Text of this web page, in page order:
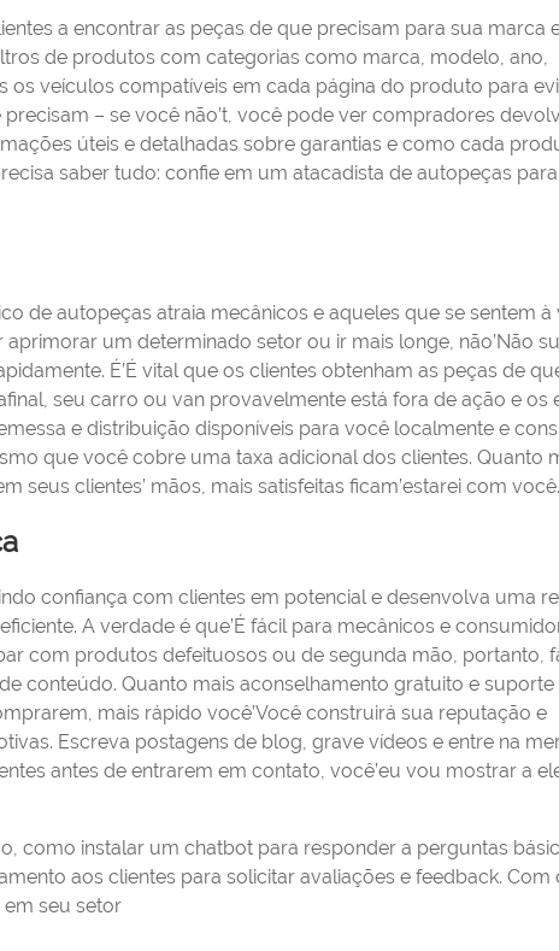
a encontrar as peças de que precisam para sua marca
de produtos com categorias como marca, modelo, ano,
veículos compatíveis em cada página do produto para
– se você não’t, você pode ver compradores
úteis e detalhadas sobre garantias e como cada
saber tudo: confie em um atacadista de autopeças
de autopeças atraia mecânicos e aqueles que se sentem à
um determinado setor ou ir mais longe, não’Não
É’É vital que os clientes obtenham as peças de
seu carro ou van provavelmente está fora de ação e os
e distribuição disponíveis para você localmente e
que você cobre uma taxa adicional dos clientes. Quanto
seus clientes’ mãos, mais satisfeitas ficam’estarei com você.
confiança com clientes em potencial e desenvolva uma
A verdade é que’É fácil para mecânicos e
com produtos defeituosos ou de segunda mão, portanto,
conteúdo. Quanto mais aconselhamento gratuito e
mais rápido você’Você construirá sua reputação e
Escreva postagens de blog, grave vídeos e entre na
antes de entrarem em contato, você’eu vou mostrar a
como instalar um chatbot para responder a perguntas
aos clientes para solicitar avaliações e feedback. Com
seu setor